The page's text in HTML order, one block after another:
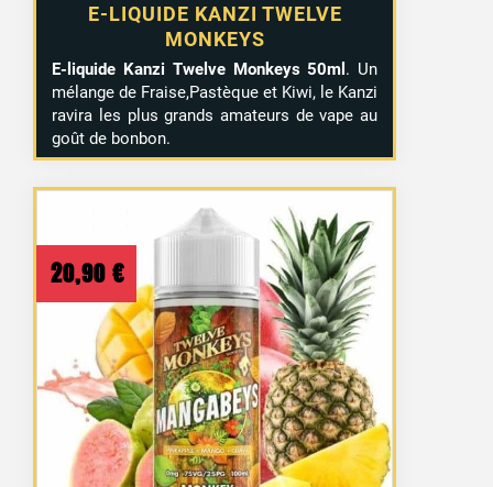
E-LIQUIDE KANZI TWELVE
MONKEYS
E-liquide Kanzi Twelve Monkeys 50ml . Un
mélange de Fraise,Pastèque et Kiwi, le Kanzi
ravira les plus grands amateurs de vape au
goût de bonbon.
20,90 €